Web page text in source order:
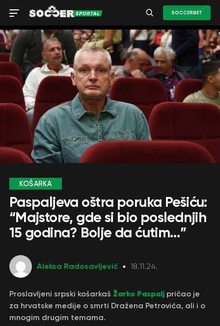
SOCCERBET
KOŠARKA
Paspaljeva oštra poruka Pešiću:
“Majstore, gde si bio poslednjih
15 godina? Bolje da ćutim…”
Aleksa Radosavljević 18.11.24.
Proslavljeni srpski košarkaš Žarko Paspaljpričao je
za hrvatske medije o smrti Dražena Petrovića, ali i o
mnogim drugim temama.